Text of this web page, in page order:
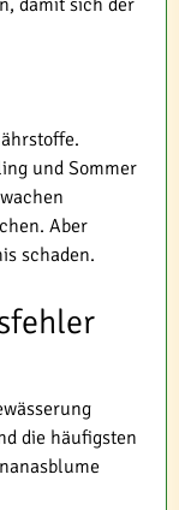
damit sich der
und Sommer
Aber
schaden.
die häufigsten